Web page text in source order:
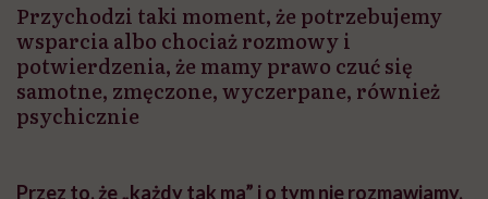
Przychodzi taki moment, że potrzebujemy
wsparcia albo chociaż rozmowy i
potwierdzenia, że mamy prawo czuć się
samotne, zmęczone, wyczerpane, również
psychicznie
Przez to, że „każdy tak ma” i o tym nie rozmawiamy,